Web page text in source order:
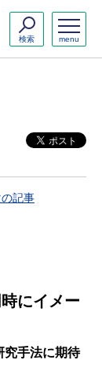
menu
検索
の記事
にイメー
究手法に期待